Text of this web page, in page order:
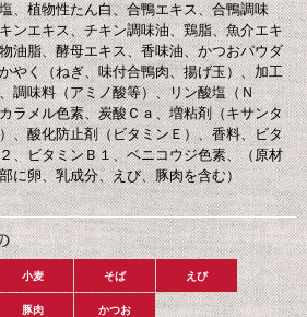
、植物性たん白、合鴨エキス、合鴨調味
ンエキス、チキン調味油、鶏脂、魚介エキ
油脂、酵母エキス、香味油、かつおパウダ
やく（ねぎ、味付合鴨肉、揚げ玉）、加工
調味料（アミノ酸等）、リン酸塩（Ｎ
ラメル色素、炭酸Ｃａ、増粘剤（キサンタ
、酸化防止剤（ビタミンＥ）、香料、ビタ
、ビタミンＢ１、ベニコウジ色素、（原材
に卵、乳成分、えび、豚肉を含む）
小麦 そば えび
豚肉 かつお